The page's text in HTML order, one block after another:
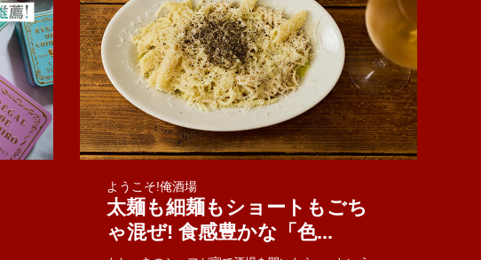
ようこそ!俺酒場
太麺も細麺もショートもごち
ゃ混ぜ! 食感豊かな「色...